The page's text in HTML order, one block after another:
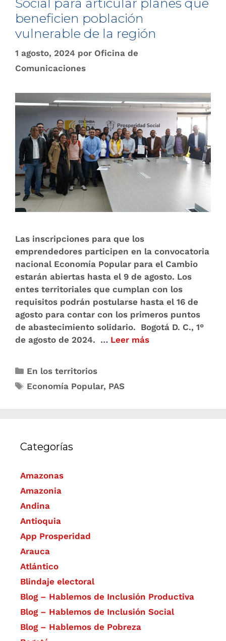
Social para articular planes que
beneficien población
vulnerable de la región
1 agosto, 2024 por Oficina de
Comunicaciones
Las inscripciones para que los
emprendedores participen en la convocatoria
nacional Economía Popular para el Cambio
estarán abiertas hasta el 9 de agosto. Los
entes territoriales que cumplan con los
requisitos podrán postularse hasta el 16 de
agosto para contar con los primeros puntos
de abastecimiento solidario. Bogotá D. C., 1°
de agosto de 2024. … Leer más
En los territorios
Economía Popular, PAS
Categorías
Amazonas
Amazonia
Andina
Antioquia
App Prosperidad
Arauca
Atlántico
Blindaje electoral
Blog – Hablemos de Inclusión Productiva
Blog – Hablemos de Inclusión Social
Blog – Hablemos de Pobreza